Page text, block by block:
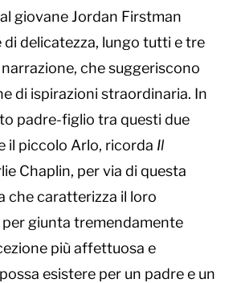
giovane Jordan Firstman
delicatezza, lungo tutti e tre
che suggeriscono
di ispirazioni straordinaria. In
padre-figlio tra questi due
il piccolo Arlo, ricorda Il
Chaplin, per via di questa
che caratterizza il loro
giunta tremendamente
più affettuosa e
esistere per un padre e un